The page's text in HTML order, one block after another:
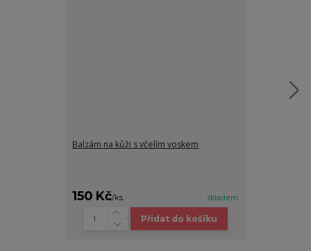
Balzám na kůži s včelím voskem
150 Kč/ks skladem
Přidat do košíku